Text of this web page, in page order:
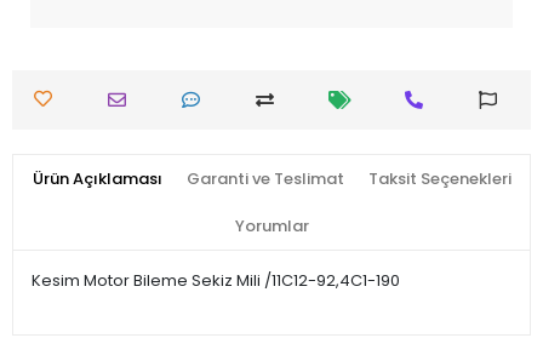
Ürün Açıklaması Garanti ve Teslimat Taksit Seçenekleri
Yorumlar
Kesim Motor Bileme Sekiz Mili /11C12-92,4C1-190